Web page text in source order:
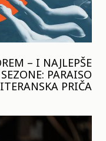
– I NAJLEPŠE
PARAISO
PRIČA